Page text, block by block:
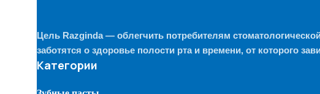
Цель Razginda — облегчить потребителям
заботятся о здоровье полости рта и времени, от которого
Категории